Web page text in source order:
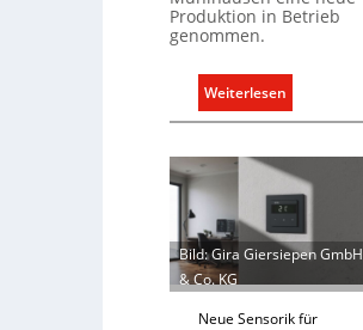
U
r
r
ü
n
d
e
Produktion in Betrieb
genommen.
Weiterlesen:
D
h
n
e
r
w
e
i
Bild: Gira Giersiepen GmbH
& Co. KG
Neue Sensorik für